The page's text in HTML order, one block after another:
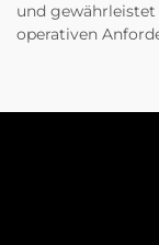
und
operativen